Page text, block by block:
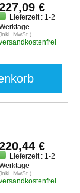
€
Lieferzeit : 1-2
MwSt.)
€
Lieferzeit : 1-2
MwSt.)